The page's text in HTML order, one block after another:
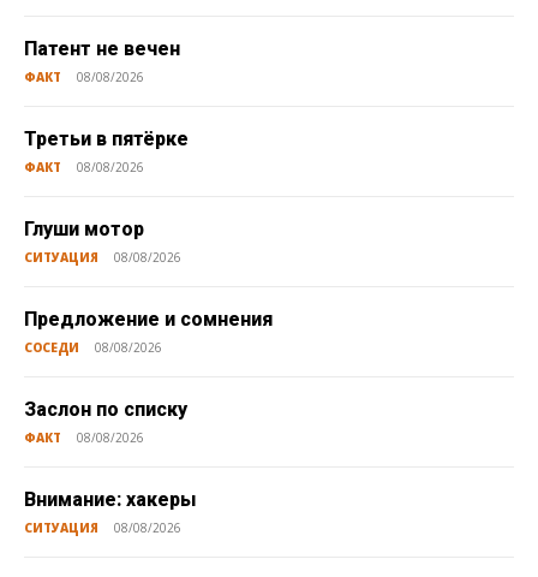
Патент не вечен
ФАКТ 08/08/2026
Третьи в пятёрке
ФАКТ 08/08/2026
Глуши мотор
СИТУАЦИЯ 08/08/2026
Предложение и сомнения
СОСЕДИ 08/08/2026
Заслон по списку
ФАКТ 08/08/2026
Внимание: хакеры
СИТУАЦИЯ 08/08/2026